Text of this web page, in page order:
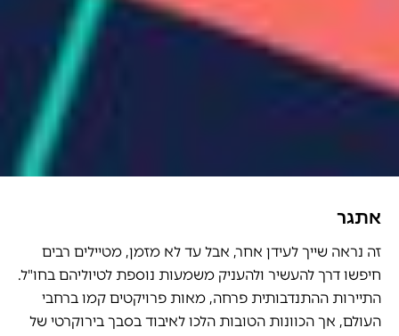
אתגר
זה נראה שייך לעידן אחר, אבל עד לא מזמן, מטיילים רבים
חיפשו דרך להעשיר ולהעניק משמעות נוספת לטיוליהם בחו"ל.
התיירות ההתנדבותית פרחה, מאות פרויקטים קמו ברחבי
העולם, אך הכוונות הטובות הלכו לאיבוד בסבך בירוקרטי של